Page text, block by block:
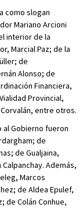
como slogan
Mariano Arcioni
interior de la
Marcial Paz; de la
de
Alonso; de
Financiera,
Provincial,
entre otros.
Gobierno fueron
de
de Gualjaina,
Además,
Marcos
de Aldea Epulef,
de Colán Conhue,